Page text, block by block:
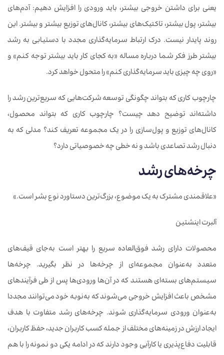
یعنی برای داشتن خروجی بیشتر، باید ورودی را افزایش دهیم: آدم‌های
بیشتر، پول بیشتر، تاکتیک‌های بیشتر، کانال‌های توزیع بیشتر و بیشتر. این
روند پایدار نیست. درک ارتباط سرمایه‌گذاری مجدد با دستیابی به رشد
بیشتر طرز فکر شما درباره مساله «به کجای کار باید بیشتر توجه کنم» و
«روی چه چیزی باید سرمایه‌گذاری کنم» را متحول خواهد کرد.
چارچوب کاری که بتواند چگونگی توسعه شرکت‌هایی که سریع‌ترین رشد را
داشته‌اند توضیح دهد چیست؟ چارچوب کاری که بتواند محصول،
کانال‌های توزیع و پول‌سازی را در یک مجموعه تعریف کند؟ مدلی که به
دنبال رشد تصاعدی باشد و نه خطی چه خصوصیاتی دارد؟
چرخههای رشد
«علاقمندی مشترک به یک موضوع، بزرگ‌ترین دستاورد نوع بشر است.»
آلبرت اینشتین
محصولات دارای رشد فوق‌العاده سریع را بهتر است به‌جای قیف‌های
متعدد به‌عنوان مجموعه‌ای از چرخه‌ها در نظر بگیرید. چرخه‌ها
سیستم‌های بسته‌ای هستند که در آن‌ها ورودی‌ها پس از طی فرآیندهای
مشخص باعث افزایش خروجی می‌شوند که به‌نوبه خود می‌توانند مجددا
به‌عنوان ورودی سرمایه‌گذاری شوند. چرخه‌های رشد متفاوت با هدف
ایجاد ارزش‌ در زمینه‌های مختلف از جمله کسب کاربران جدید، حفظ کاربران،
قابلیت دفاع‌پذیری یا کارآیی وجود دارند که در ادامه یکی دو نمونه را با هم